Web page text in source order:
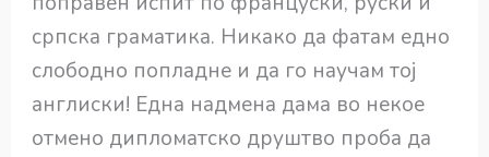
српска граматика. Никако да фатам едно
слободно попладне и да го научам тој
англиски! Една надмена дама во некое
отмено дипломатско друштво проба да